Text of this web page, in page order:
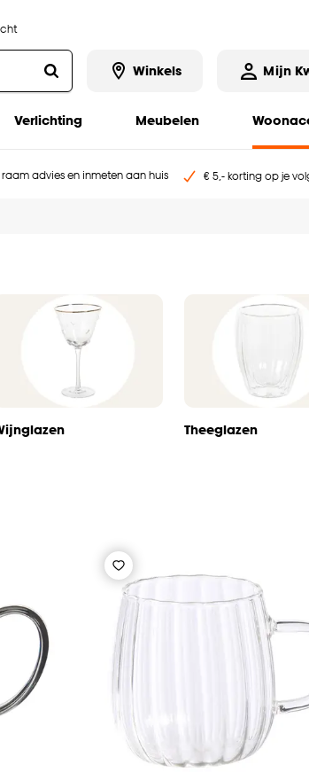
Winkels Mijn
Verlichting Meubelen
advies en inmeten aan huis € 5,- korting op je
Theeglazen